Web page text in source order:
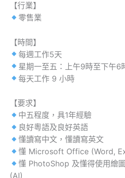
【行業】
零售業
【時間】
每週工作5天
星期一至五：上午9時至下午6
每天工作 9 小時
【要求】
中五程度，具1年經驗
良好粵語及良好英語
懂讀寫中文，懂讀寫英文
懂 Microsoft Office (Word,
懂 PhotoShop 及懂得使用繪
(AI)